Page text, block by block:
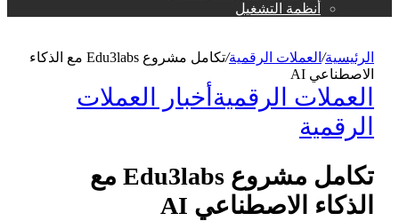
أنظمة التشغيل
الرئيسية/ العملات الرقمية/
تكامل مشروع Edu3labs مع الذكاء
الاصطناعي AI
العملات الرقمية أخبار العملات
الرقمية
تكامل مشروع Edu3labs مع
الذكاء الاصطناعي AI